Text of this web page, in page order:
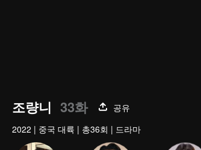
조량니 33화
공유
2022 | 중국 대륙 | 총36회 | 드라마